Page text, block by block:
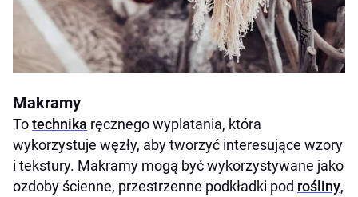
Makramy
Totechnika ręcznego wyplatania, która
wykorzystuje węzły, aby tworzyć interesujące wzory
i tekstury. Makramy mogą być wykorzystywane jako
ozdoby ścienne, przestrzenne podkładki pod rośliny,